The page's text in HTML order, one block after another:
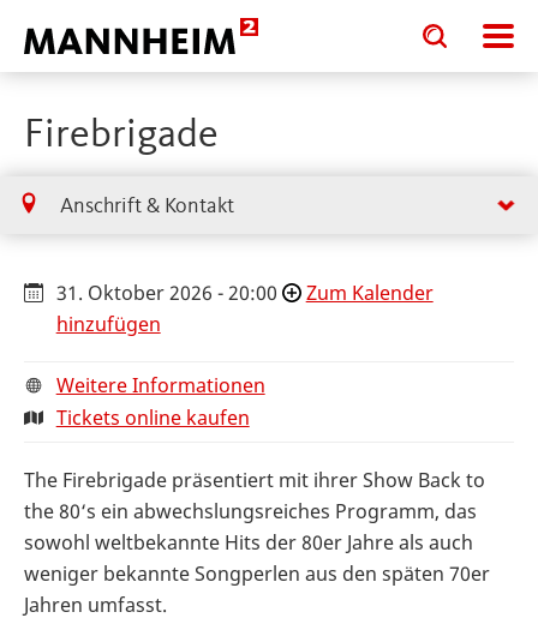
Toggle
search
input
Toggle
search
input
Firebrigade
Anschrift & Kontakt
31. Oktober 2026 - 20:00
Zum Kalender
hinzufügen
Weitere Informationen
Tickets online kaufen
The Firebrigade präsentiert mit ihrer Show Back to
the 80‘s ein abwechslungsreiches Programm, das
sowohl weltbekannte Hits der 80er Jahre als auch
weniger bekannte Songperlen aus den späten 70er
Jahren umfasst.